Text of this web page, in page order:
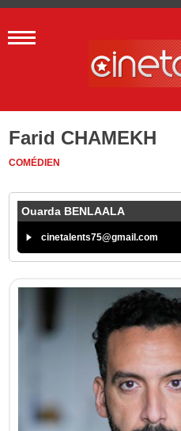
Farid CHAMEKH
COMÉDIEN
Ouarda BENLAALA
cinetalents75@gmail.com